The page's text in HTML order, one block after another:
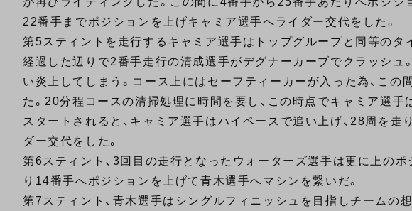
22番手までポジションを上げキャミア選手へライダー交代をした。
第5スティントを走行するキャミア選手はトップグループと同等の
経過した辺りで2番手走行の清成選手がデグナーカーブでクラッシュ
い炎上してしまう。コース上にはセーフティーカーが入った為、こ
た。20分程コースの清掃処理に時間を要し、この時点でキャミア選
スタートされると、キャミア選手はハイペースで追い上げ、28周を
ダー交代をした。
第6スティント、3回目の走行となったウォーターズ選手は更に上の
り14番手へポジションを上げて青木選手へマシンを繋いだ。
第7スティント、青木選手はシングルフィニッシュを目指しチームの